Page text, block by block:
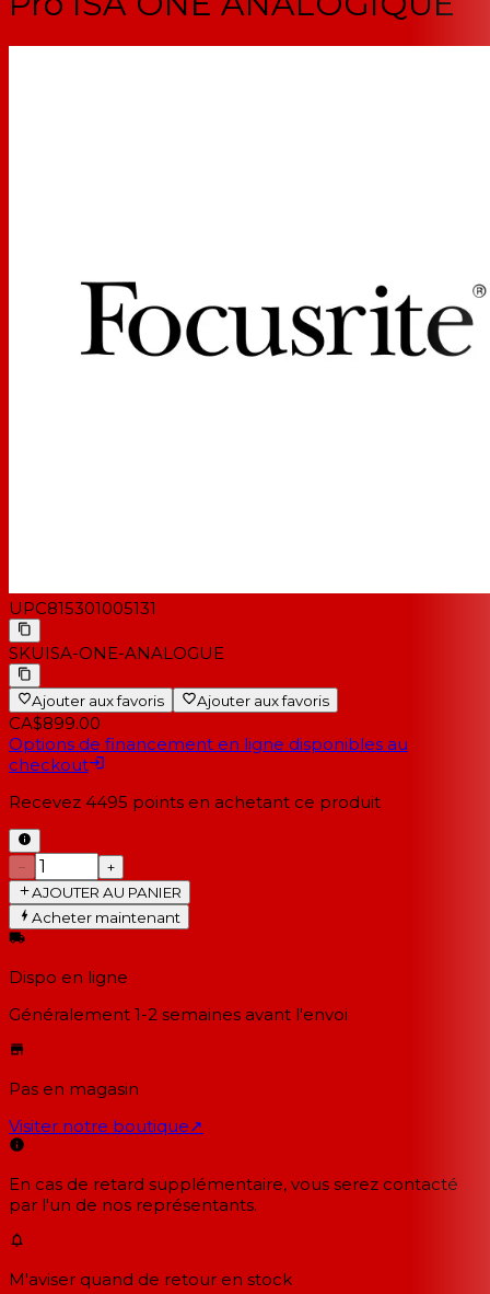
UPC815301005131
SKUISA-ONE-ANALOGUE
Ajouter aux favoris Ajouter aux favoris
CA$899.00
Options de financement en ligne disponibles au
checkout
Recevez 4495 points en achetant ce produit
−
+
AJOUTER AU PANIER
Acheter maintenant
Dispo en ligne
Généralement 1-2 semaines avant l'envoi
Pas en magasin
Visiter notre boutique↗
En cas de retard supplémentaire, vous serez contacté
par l'un de nos représentants.
M'aviser quand de retour en stock